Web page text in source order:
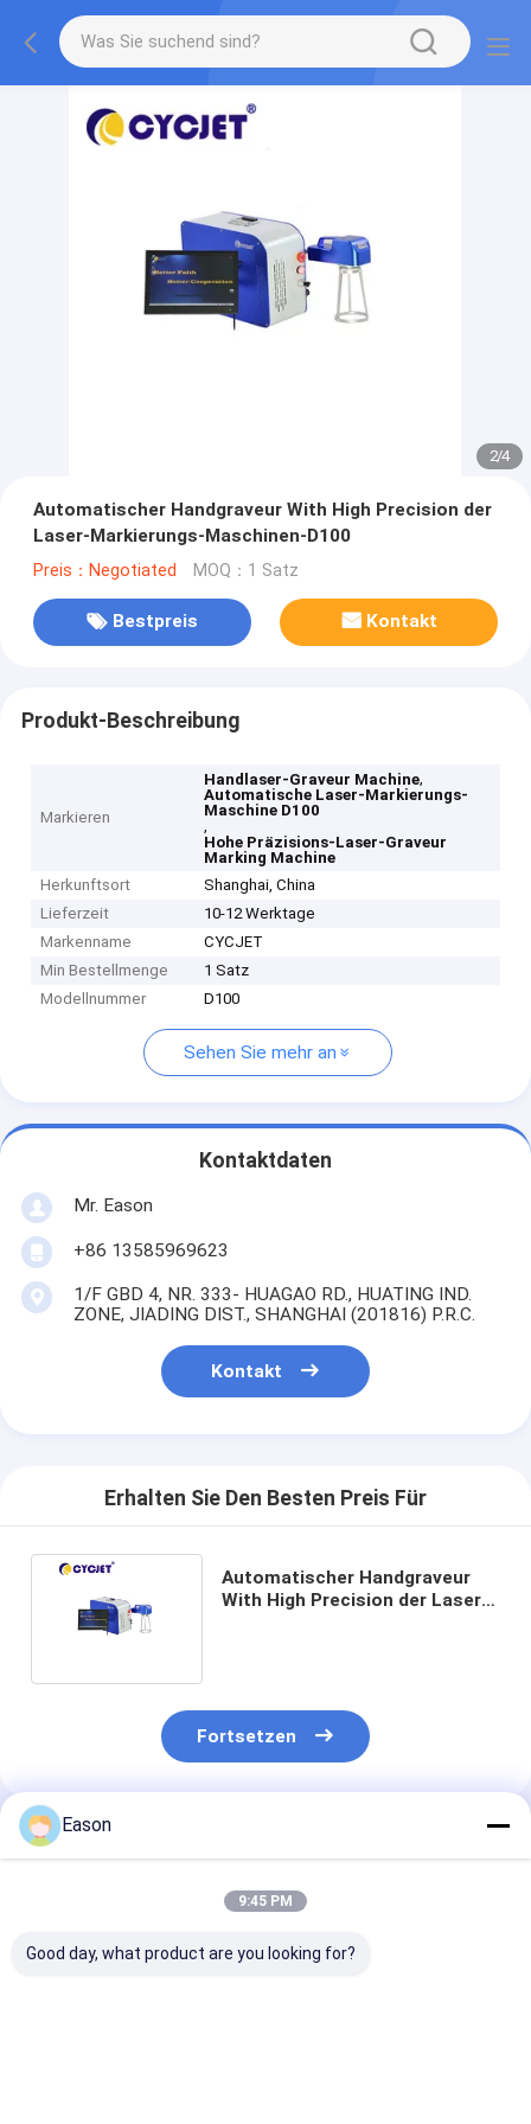
2/4
Automatischer Handgraveur With High Precision der
Laser-Markierungs-Maschinen-D100
Preis：Negotiated MOQ：1 Satz
Bestpreis Kontakt
Produkt-Beschreibung
Markieren
Handlaser-Graveur Machine,
Automatische Laser-Markierungs-
Maschine D100
,
Hohe Präzisions-Laser-Graveur
Marking Machine
Herkunftsort
Shanghai, China
Lieferzeit
10-12 Werktage
Markenname
CYCJET
Min Bestellmenge
1 Satz
Modellnummer
D100
Sehen Sie mehr an
Kontaktdaten
Mr. Eason
+86 13585969623
1/F GBD 4, NR. 333- HUAGAO RD., HUATING IND.
ZONE, JIADING DIST., SHANGHAI (201816) P.R.C.
Kontakt
Erhalten Sie Den Besten Preis Für
Automatischer Handgraveur
With High Precision der Laser-
Fortsetzen
Empfohlene Produkte
Eason
9:45 PM
Good day, what product are you looking for?